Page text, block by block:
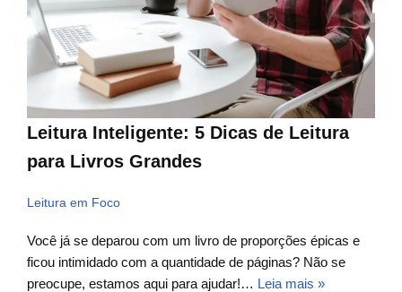
Leitura Inteligente: 5 Dicas de Leitura
para Livros Grandes
Leitura em Foco
Você já se deparou com um livro de proporções épicas e
ficou intimidado com a quantidade de páginas? Não se
preocupe, estamos aqui para ajudar!… Leia mais »